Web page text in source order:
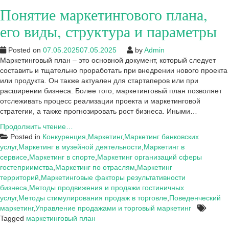
ТРАНС»
Понятие маркетингового плана,
его виды, структура и параметры
Posted on 07.05.202507.05.2025 byAdmin
Маркетинговый план – это основной документ, который следует
составить и тщательно проработать при внедрении нового проекта
или продукта. Он также актуален для стартаперов или при
расширении бизнеса. Более того, маркетинговый план позволяет
отслеживать процесс реализации проекта и маркетинговой
стратегии, а также прогнозировать рост бизнеса. Иными…
Продолжить чтение…
маркетингового
плана,
его
виды,
структура
и
параметры
Posted in Конкуренция Маркетинг,Маркетинг банковских
услуг,Маркетинг в музейной деятельности Маркетинг в
сервисе Маркетинг в спорте Маркетинг организаций сферы
гостеприимства Маркетинг по отраслям Маркетинг
территорий Маркетинговые факторы результативности
бизнеса Методы продвижения и продажи гостиничных
услуг,Методы стимулирования продаж в торговле Поведенческий
маркетинг,Управление продажами и торговый маркетинг
Tagged маркетинговый план